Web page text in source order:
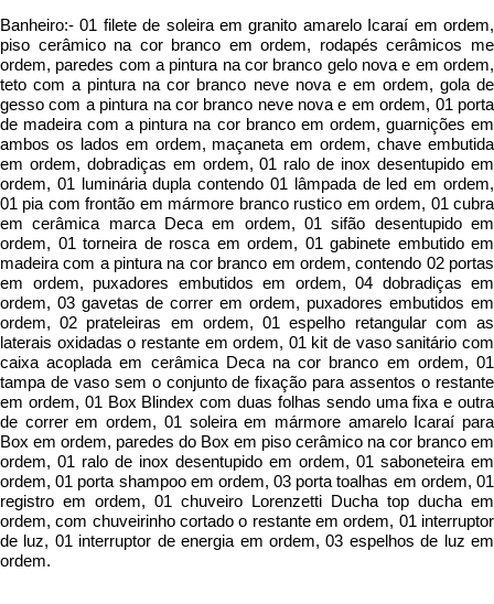
Banheiro:- 01 filete de soleira em granito amarelo Icaraí em ordem,
piso cerâmico na cor branco em ordem, rodapés cerâmicos me
ordem, paredes com a pintura na cor branco gelo nova e em ordem,
teto com a pintura na cor branco neve nova e em ordem, gola de
gesso com a pintura na cor branco neve nova e em ordem, 01 porta
de madeira com a pintura na cor branco em ordem, guarnições em
ambos os lados em ordem, maçaneta em ordem, chave embutida
em ordem, dobradiças em ordem, 01 ralo de inox desentupido em
ordem, 01 luminária dupla contendo 01 lâmpada de led em ordem,
01 pia com frontão em mármore branco rustico em ordem, 01 cubra
em cerâmica marca Deca em ordem, 01 sifão desentupido em
ordem, 01 torneira de rosca em ordem, 01 gabinete embutido em
madeira com a pintura na cor branco em ordem, contendo 02 portas
em ordem, puxadores embutidos em ordem, 04 dobradiças em
ordem, 03 gavetas de correr em ordem, puxadores embutidos em
ordem, 02 prateleiras em ordem, 01 espelho retangular com as
laterais oxidadas o restante em ordem, 01 kit de vaso sanitário com
caixa acoplada em cerâmica Deca na cor branco em ordem, 01
tampa de vaso sem o conjunto de fixação para assentos o restante
em ordem, 01 Box Blindex com duas folhas sendo uma fixa e outra
de correr em ordem, 01 soleira em mármore amarelo Icaraí para
Box em ordem, paredes do Box em piso cerâmico na cor branco em
ordem, 01 ralo de inox desentupido em ordem, 01 saboneteira em
ordem, 01 porta shampoo em ordem, 03 porta toalhas em ordem, 01
registro em ordem, 01 chuveiro Lorenzetti Ducha top ducha em
ordem, com chuveirinho cortado o restante em ordem, 01 interruptor
de luz, 01 interruptor de energia em ordem, 03 espelhos de luz em
ordem.